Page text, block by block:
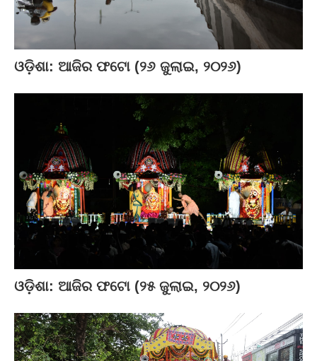
ଓଡ଼ିଶା: ଆଜିର ଫଟୋ (୨୬ ଜୁଲାଇ, ୨୦୨୬)
ଓଡ଼ିଶା: ଆଜିର ଫଟୋ (୨୫ ଜୁଲାଇ, ୨୦୨୬)